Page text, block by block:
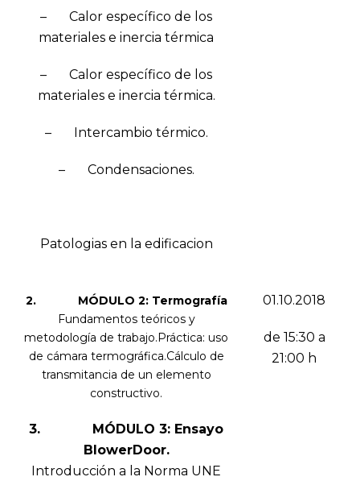
– Calor específico de los
materiales e inercia térmica
– Calor específico de los
materiales e inercia térmica.
– Intercambio térmico.
– Condensaciones.
Patologias en la edificacion
2. MÓDULO 2: Termografía
Fundamentos teóricos y
metodología de trabajo.Práctica: uso
de cámara termográfica.Cálculo de
transmitancia de un elemento
constructivo.
3. MÓDULO 3: Ensayo
BlowerDoor.
Introducción a la Norma UNE
01.10.2018
de 15:30 a
21:00 h